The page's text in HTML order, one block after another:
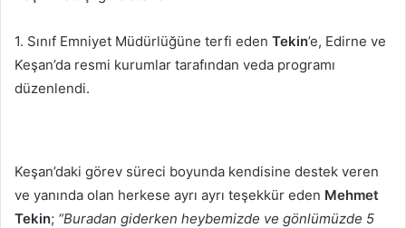
1. Sınıf Emniyet Müdürlüğüne terfi eden Tekin’e, Edirne ve
Keşan’da resmi kurumlar tarafından veda programı
düzenlendi.
Keşan’daki görev süreci boyunda kendisine destek veren
ve yanında olan herkese ayrı ayrı teşekkür eden Mehmet
Tekin; “Buradan giderken heybemizde ve gönlümüzde 5